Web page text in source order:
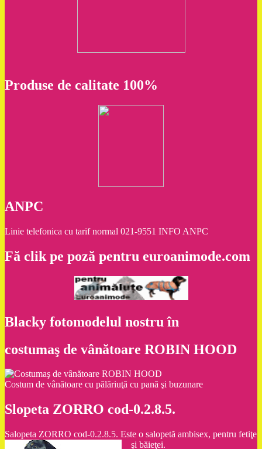
Produse de calitate 100%
ANPC
Linie telefonica cu tarif normal 021-9551 INFO ANPC
Fă clik pe poză pentru euroanimode.com
Blacky fotomodelul nostru în
costumaş de vânătoare ROBIN HOOD
Costum de vânătoare cu pălăriuţă cu pană şi buzunare
Slopeta ZORRO cod-0.2.8.5.
Salopeta ZORRO cod-0.2.8.5. Este o salopetă ambisex, pentru fetiţe
şi băieţei.